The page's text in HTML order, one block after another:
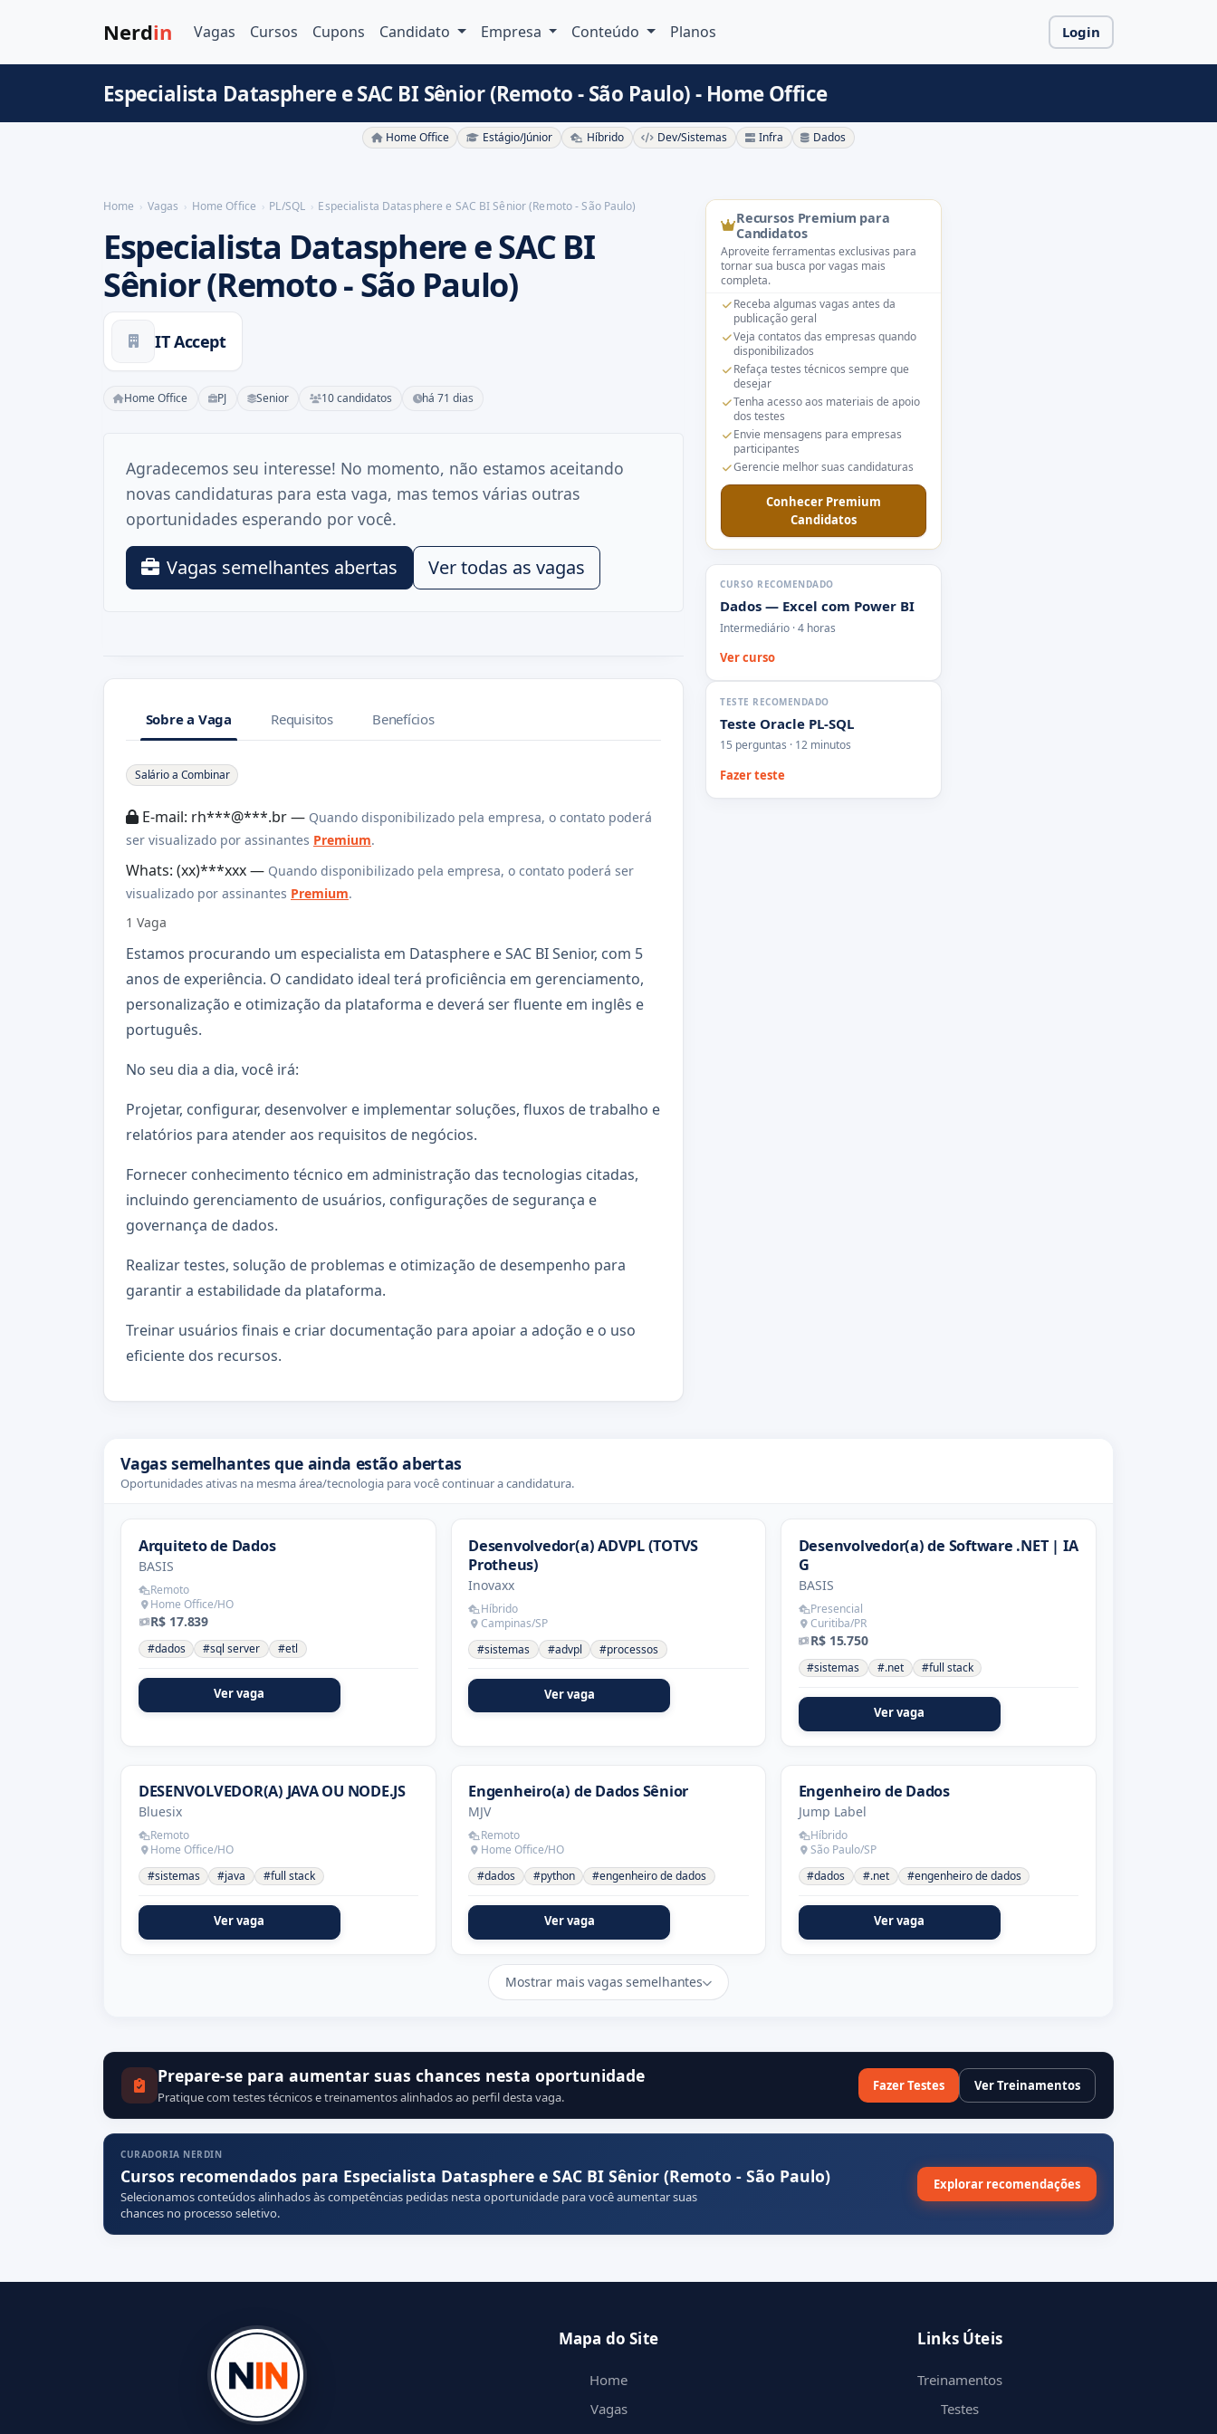
Nerdin Vagas Cursos Cupons Candidato Empresa Conteúdo Planos Login
Especialista Datasphere e SAC BI Sênior (Remoto - São Paulo) - Home Office
Home Office Estágio/Júnior Híbrido Dev/Sistemas Infra Dados
Home Vagas Home Office PL/SQL Especialista Datasphere e SAC BI Sênior (Remoto - São Paulo)
Especialista Datasphere e SAC BI
Sênior (Remoto - São Paulo)
IT Accept
Home Office PJ Senior 10 candidatos há 71 dias
Agradecemos seu interesse! No momento, não estamos aceitando
novas candidaturas para esta vaga, mas temos várias outras
oportunidades esperando por você.
Vagas semelhantes abertas Ver todas as vagas
Sobre a Vaga Requisitos Benefícios
Sobre a Vaga
Salário a Combinar
E-mail: rh***@***.br — Quando disponibilizado pela empresa, o contato poderá
ser visualizado por assinantes Premium.
Whats: (xx)***xxx — Quando disponibilizado pela empresa, o contato poderá ser
visualizado por assinantes Premium.
1 Vaga
Estamos procurando um especialista em Datasphere e SAC BI Senior, com 5
anos de experiência. O candidato ideal terá proficiência em gerenciamento,
personalização e otimização da plataforma e deverá ser fluente em inglês e
português.
No seu dia a dia, você irá:
Projetar, configurar, desenvolver e implementar soluções, fluxos de trabalho e
relatórios para atender aos requisitos de negócios.
Fornecer conhecimento técnico em administração das tecnologias citadas,
incluindo gerenciamento de usuários, configurações de segurança e
governança de dados.
Realizar testes, solução de problemas e otimização de desempenho para
garantir a estabilidade da plataforma.
Treinar usuários finais e criar documentação para apoiar a adoção e o uso
eficiente dos recursos.
Recursos Premium para
Candidatos
Aproveite ferramentas exclusivas para
tornar sua busca por vagas mais
completa.
Receba algumas vagas antes da
publicação geral
Veja contatos das empresas quando
disponibilizados
Refaça testes técnicos sempre que
desejar
Tenha acesso aos materiais de apoio
dos testes
Envie mensagens para empresas
participantes
Gerencie melhor suas candidaturas
Conhecer Premium
Candidatos
CURSO RECOMENDADO
Dados — Excel com Power BI
Intermediário · 4 horas
Ver curso
TESTE RECOMENDADO
Teste Oracle PL-SQL
15 perguntas · 12 minutos
Fazer teste
Vagas semelhantes que ainda estão abertas
Oportunidades ativas na mesma área/tecnologia para você continuar a candidatura.
Arquiteto de Dados
BASIS
Remoto
Home Office/HO
R$ 17.839
#dados #sql server #etl
Ver vaga
Desenvolvedor(a) ADVPL (TOTVS
Protheus)
Inovaxx
Híbrido
Campinas/SP
#sistemas
#advpl #processos
Ver vaga
Desenvolvedor(a) de Software .NET | IA
G
BASIS
Presencial
Curitiba/PR
R$ 15.750
#sistemas #.net #full stack
Ver vaga
DESENVOLVEDOR(A) JAVA OU NODE.JS
Bluesix
Remoto
Home Office/HO
#sistemas
#java #full stack
Ver vaga
Engenheiro(a) de Dados Sênior
MJV
Remoto
Home Office/HO
#dados
#python #engenheiro de dados
Ver vaga
Engenheiro de Dados
Jump Label
Híbrido
São Paulo/SP
#dados
#.net #engenheiro de dados
Ver vaga
Mostrar mais vagas semelhantes
Prepare-se para aumentar suas chances nesta oportunidade
Pratique com testes técnicos e treinamentos alinhados ao perfil desta vaga.
Fazer Testes Ver Treinamentos
CURADORIA NERDIN
Cursos recomendados para Especialista Datasphere e SAC BI Sênior (Remoto - São Paulo)
Selecionamos conteúdos alinhados às competências pedidas nesta oportunidade para você aumentar suas
chances no processo seletivo.
Explorar recomendações
Mapa do Site
Home
Vagas
Links Úteis
Treinamentos
Testes